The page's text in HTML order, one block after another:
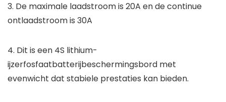
3. De maximale laadstroom is 20A en de continue
ontlaadstroom is 30A
4. Dit is een 4S lithium-
ijzerfosfaatbatterijbeschermingsbord met
evenwicht dat stabiele prestaties kan bieden.